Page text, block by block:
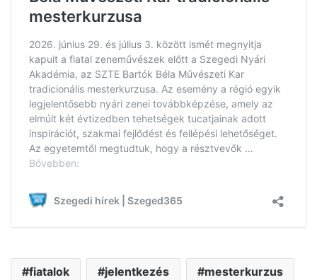
fiatalok jelentkezés mesterkurzus